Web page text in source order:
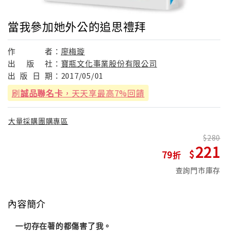
當我參加她外公的追思禮拜
作 者： 廖梅璇
出
版 社： 寶瓶文化事業股份有限公司
出 版 日 期： 2017/05/01
刷誠品聯名卡 ，天天享最高7%回饋
大量採購團購專區
79
280
221
查詢門市庫存
內容簡介
一切存在著的都傷害了我。